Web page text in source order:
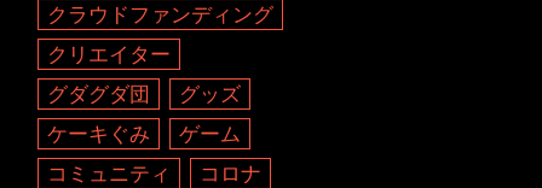
クラウドファンディング
クリエイター
グダグダ団
グッズ
ケーキぐみ
ゲーム
コミュニティ
コロナ